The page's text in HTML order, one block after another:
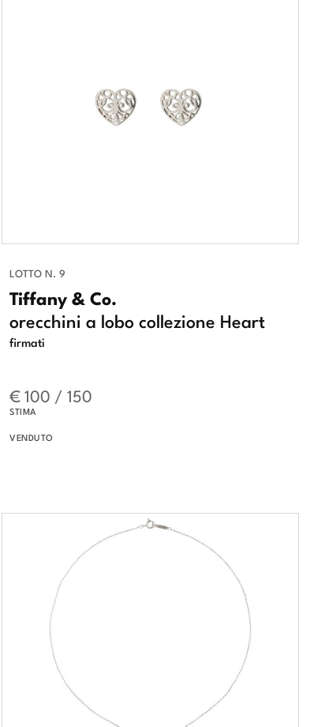
LOTTO N. 9
Tiffany & Co.
orecchini a lobo collezione Heart
firmati
€ 100 / 150
STIMA
VENDUTO